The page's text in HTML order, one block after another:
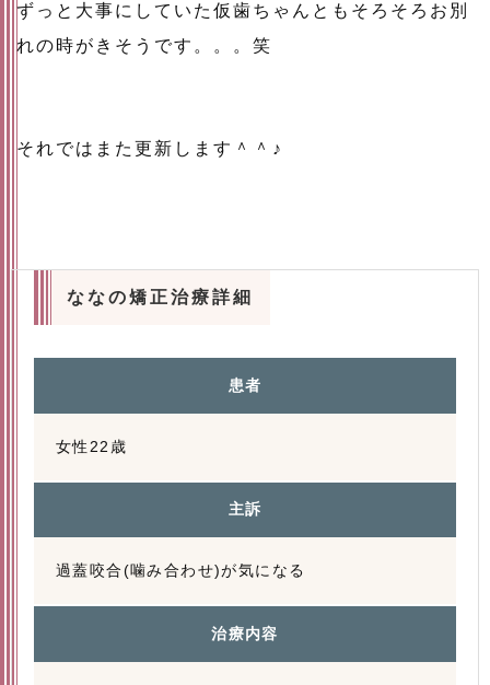
ずっと大事にしていた仮歯ちゃんともそろそろお別
れの時がきそうです。。。笑
それではまた更新します＾＾♪
ななの矯正治療詳細
患者
女性22歳
主訴
過蓋咬合(噛み合わせ)が気になる
治療内容